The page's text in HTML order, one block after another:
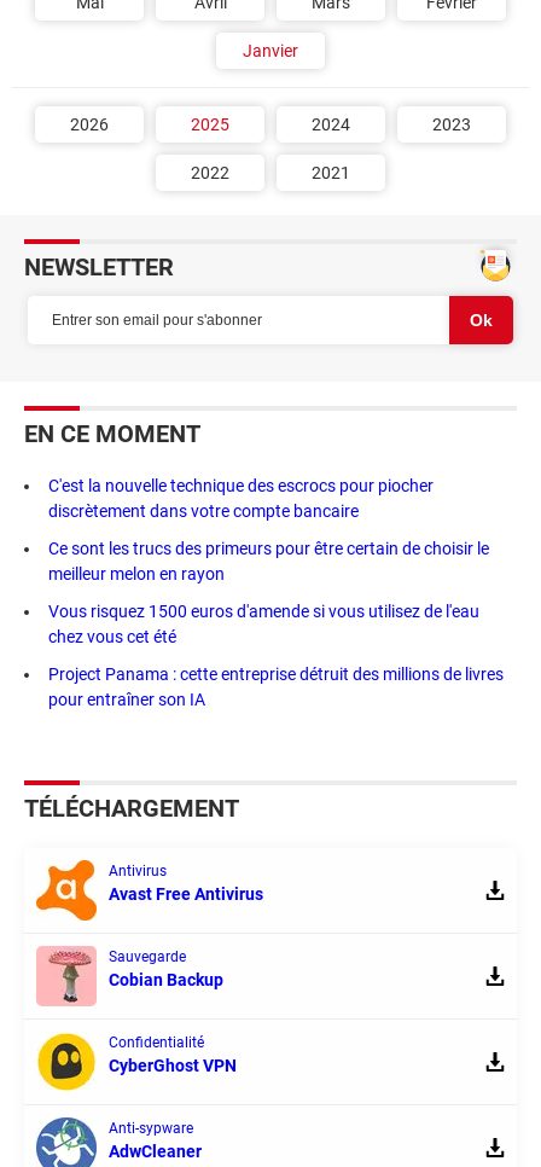
Janvier
2026 2025 2024 2023
2022 2021
NEWSLETTER
EN CE MOMENT
C'est la nouvelle technique des escrocs pour piocher
discrètement dans votre compte bancaire
Ce sont les trucs des primeurs pour être certain de choisir le
meilleur melon en rayon
Vous risquez 1500 euros d'amende si vous utilisez de l'eau
chez vous cet été
Project Panama : cette entreprise détruit des millions de livres
pour entraîner son IA
TÉLÉCHARGEMENT
Antivirus
Avast Free Antivirus
Sauvegarde
Cobian Backup
Confidentialité
CyberGhost VPN
Anti-sypware
AdwCleaner